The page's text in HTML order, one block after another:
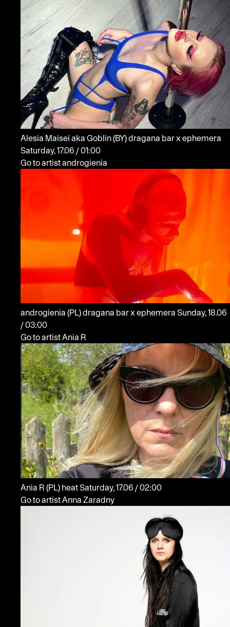
Alesia Maisei aka Goblin(BY)dragana bar x ephemera
Saturday, 17.06 / 01:00
Go to artist androgienia
androgienia (PL)dragana bar x ephemera Sunday, 18.06
/ 03:00
Go to artist Ania R
Ania R (PL) heat
Saturday, 17.06 / 02:00
Go to artist Anna Zaradny